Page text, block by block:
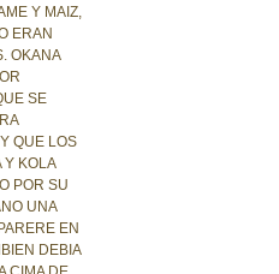
Y MAIZ,
ERAN
OKANA
SE
QUE LOS
Y KOLA
POR SU
UNA
EN
DEBIA